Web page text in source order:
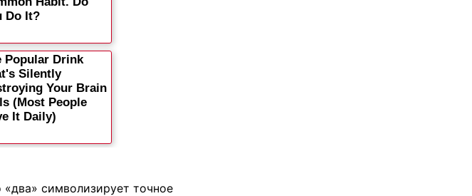
символизирует точное